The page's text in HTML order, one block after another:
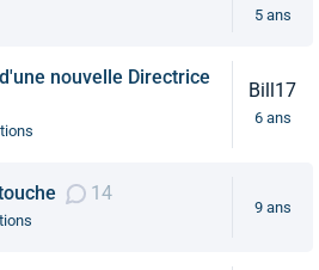
5 ans
nouvelle Directrice
Bill17
6 ans
14
9 ans